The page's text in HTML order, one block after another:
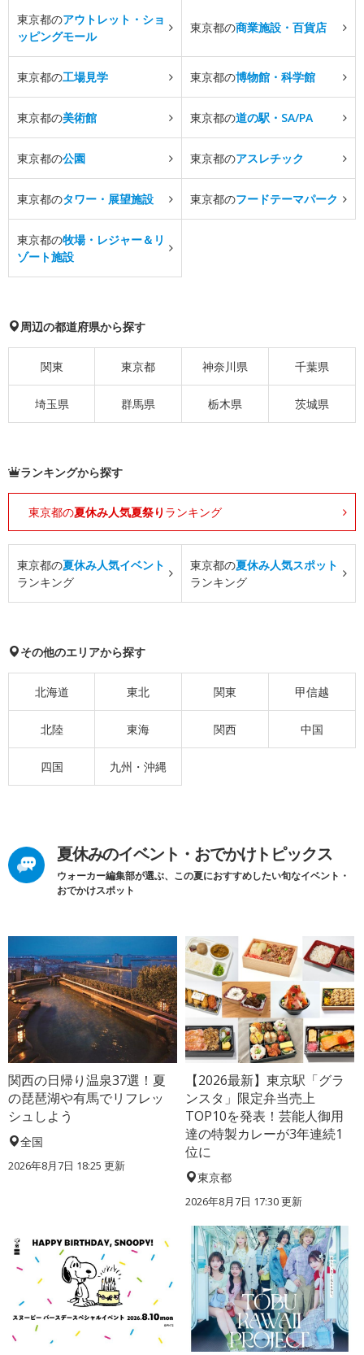
東京都のアウトレット・ショ
ッピングモール
東京都の商業施設・百貨店
東京都の工場見学 東京都の博物館・科学館
東京都の美術館 東京都の道の駅・SA/PA
東京都の公園 東京都のアスレチック
東京都のタワー・展望施設 東京都のフードテーマパーク
東京都の牧場・レジャー＆リ
ゾート施設
周辺の都道府県から探す
関東 東京都 神奈川県 千葉県
埼玉県 群馬県 栃木県 茨城県
ランキングから探す
東京都の夏休み人気夏祭り ランキング
東京都の夏休み人気イベント
ランキング
東京都の夏休み人気スポット
ランキング
その他のエリアから探す
北海道 東北 関東 甲信越
北陸 東海 関西 中国
四国 九州・沖縄
夏休みのイベント・おでかけトピックス
ウォーカー編集部が選ぶ、この夏におすすめしたい旬なイベント・
おでかけスポット
関西の日帰り温泉37選！夏
の琵琶湖や有馬でリフレッ
シュしよう
全国
2026年8月7日 18:25 更新
【2026最新】東京駅「グラ
ンスタ」限定弁当売上
TOP10を発表！芸能人御用
達の特製カレーが3年連続1
位に
東京都
2026年8月7日 17:30更新